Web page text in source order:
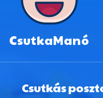
CsutkaManó
Csutkás